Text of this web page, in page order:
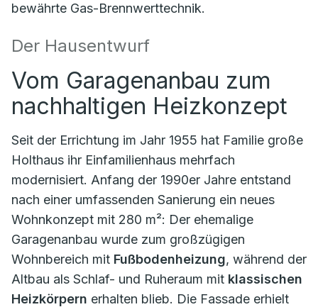
bewährte Gas-Brennwerttechnik.
Der Hausentwurf
Vom Garagenanbau zum
nachhaltigen Heizkonzept
Seit der Errichtung im Jahr 1955 hat Familie große
Holthaus ihr Einfamilienhaus mehrfach
modernisiert. Anfang der 1990er Jahre entstand
nach einer umfassenden Sanierung ein neues
Wohnkonzept mit 280 m²: Der ehemalige
Garagenanbau wurde zum großzügigen
Wohnbereich mit Fußbodenheizung, während der
Altbau als Schlaf- und Ruheraum mit klassischen
Heizkörpern erhalten blieb. Die Fassade erhielt